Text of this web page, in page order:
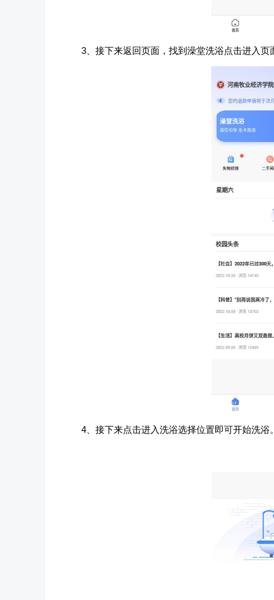
3、接下来返回页面，找到澡堂洗浴点击进入页
4、接下来点击进入洗浴选择位置即可开始洗浴